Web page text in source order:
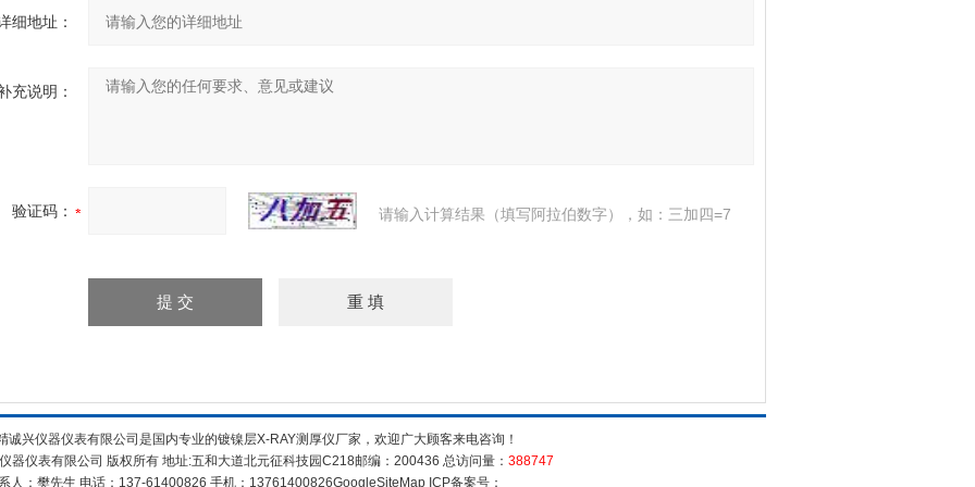
细地址：
充说明：
验证码： 请输入计算结果（填写阿拉伯数字），如：三加四=7
诚兴仪器仪表有限公司是国内专业的镀镍层X-RAY测厚仪厂家，欢迎广大顾客来电咨询！
仪器仪表有限公司 版权所有 地址:五和大道北元征科技园C218邮编：200436 总访问量： 388747
人：樊先生 电话：137-61400826 手机：13761400826GoogleSiteMap ICP备案号：